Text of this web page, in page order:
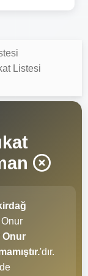
Listesi
Onur
Onur
'dır.